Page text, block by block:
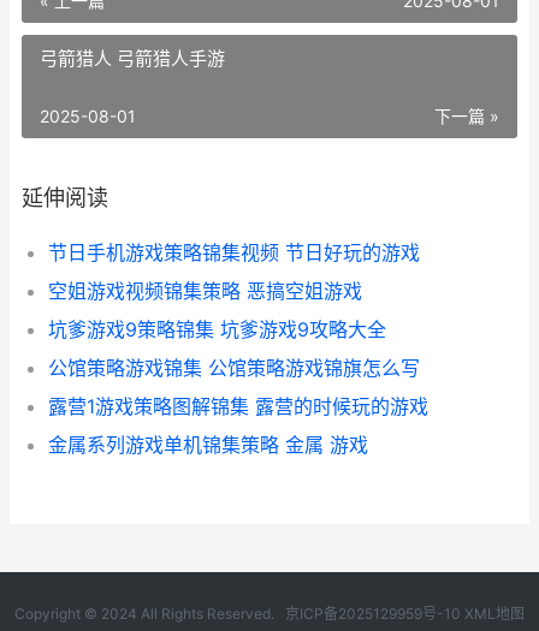
弓箭猎人 弓箭猎人手游
下一篇 »
2025-08-01
延伸阅读
节日手机游戏策略锦集视频 节日好玩的游戏
空姐游戏视频锦集策略 恶搞空姐游戏
坑爹游戏9策略锦集 坑爹游戏9攻略大全
公馆策略游戏锦集 公馆策略游戏锦旗怎么写
露营1游戏策略图解锦集 露营的时候玩的游戏
金属系列游戏单机锦集策略 金属 游戏
Copyright © 2024 All Rights Reserved. 京ICP备2025129959号-10 XML地图